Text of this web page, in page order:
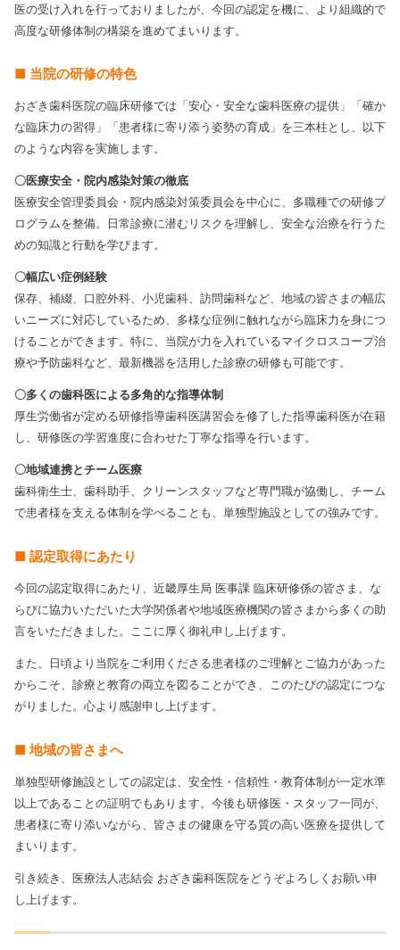
医の受け入れを行っておりましたが、今回の認定を機に、より組織的で
高度な研修体制の構築を進めてまいります。
■ 当院の研修の特色
おざき歯科医院の臨床研修では「安心・安全な歯科医療の提供」「確か
な臨床力の習得」「患者様に寄り添う姿勢の育成」を三本柱とし、以下
のような内容を実施します。
〇医療安全・院内感染対策の徹底
医療安全管理委員会・院内感染対策委員会を中心に、多職種での研修プ
ログラムを整備。日常診療に潜むリスクを理解し、安全な治療を行うた
めの知識と行動を学びます。
〇幅広い症例経験
保存、補綴、口腔外科、小児歯科、訪問歯科など、地域の皆さまの幅広
いニーズに対応しているため、多様な症例に触れながら臨床力を身につ
けることができます。特に、当院が力を入れているマイクロスコープ治
療や予防歯科など、最新機器を活用した診療の研修も可能です。
〇多くの歯科医による多角的な指導体制
厚生労働省が定める研修指導歯科医講習会を修了した指導歯科医が在籍
し、研修医の学習進度に合わせた丁寧な指導を行います。
〇地域連携とチーム医療
歯科衛生士、歯科助手、クリーンスタッフなど専門職が協働し、チーム
で患者様を支える体制を学べることも、単独型施設としての強みです。
■ 認定取得にあたり
今回の認定取得にあたり、近畿厚生局 医事課 臨床研修係の皆さま、な
らびに協力いただいた大学関係者や地域医療機関の皆さまから多くの助
言をいただきました。ここに厚く御礼申し上げます。
また、日頃より当院をご利用くださる患者様のご理解とご協力があった
からこそ、診療と教育の両立を図ることができ、このたびの認定につな
がりました。心より感謝申し上げます。
■ 地域の皆さまへ
単独型研修施設としての認定は、安全性・信頼性・教育体制が一定水準
以上であることの証明でもあります。今後も研修医・スタッフ一同が、
患者様に寄り添いながら、皆さまの健康を守る質の高い医療を提供して
まいります。
引き続き、医療法人志結会 おざき歯科医院をどうぞよろしくお願い申
し上げます。